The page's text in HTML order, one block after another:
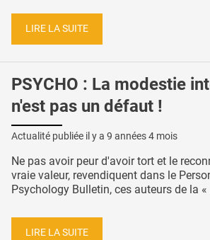
LIRE LA SUITE
PSYCHO : La modestie
n'est pas un défaut !
Actualité publiée il y a 9 années 4 mois
Ne pas avoir peur d'avoir tort et le
vraie valeur, revendiquent dans le
Psychology Bulletin, ces auteurs de la «
LIRE LA SUITE